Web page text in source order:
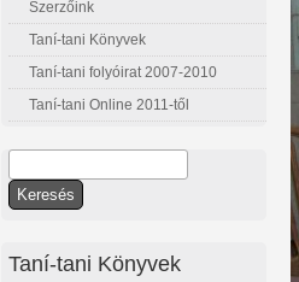
Szerzőink
Taní-tani Könyvek
Taní-tani folyóirat 2007-2010
Taní-tani Online 2011-től
Keresés űrlap
Taní-tani Könyvek